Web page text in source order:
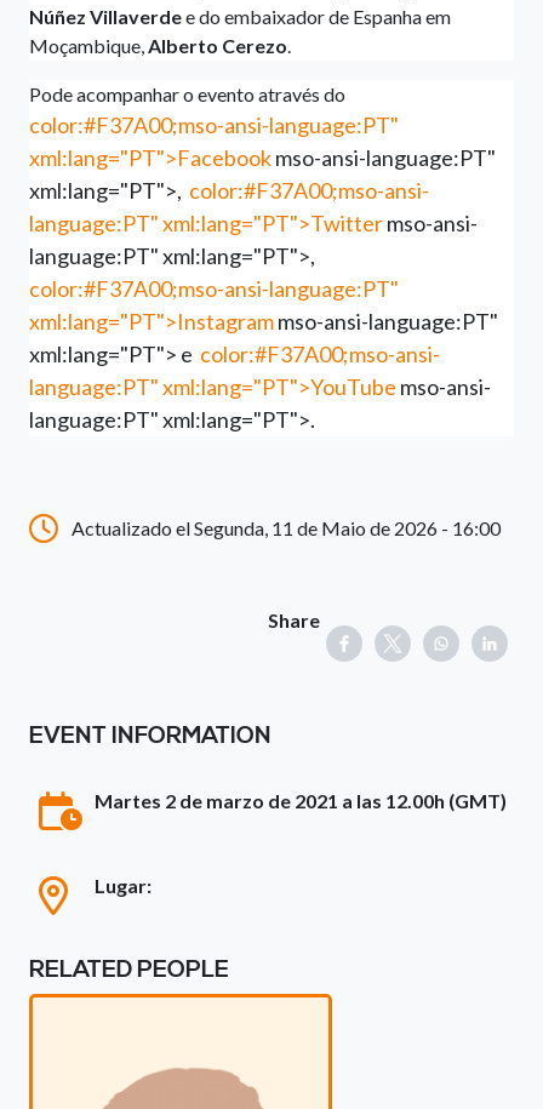
Núñez Villaverdee do embaixador de Espanha em
Moçambique, Alberto Cerezo
Pode acompanhar o evento através do
color:#F37A00;mso-ansi-language:PT"
xml:lang="PT">Facebookmso-ansi-language:PT"
xml:lang="PT">, color:#F37A00;mso-ansi-
language:PT" xml:lang="PT">Twittermso-ansi-
language:PT" xml:lang="PT">,
color:#F37A00;mso-ansi-language:PT"
xml:lang="PT">Instagrammso-ansi-language:PT"
xml:lang="PT"> e color:#F37A00;mso-ansi-
language:PT" xml:lang="PT">YouTube mso-ansi-
language:PT" xml:lang="PT">.
Actualizado el Segunda, 11 de Maio de 2026 - 16:00
Share
EVENT INFORMATION
Martes 2 de marzo de 2021 a las 12.00h (GMT)
Lugar:
RELATED PEOPLE